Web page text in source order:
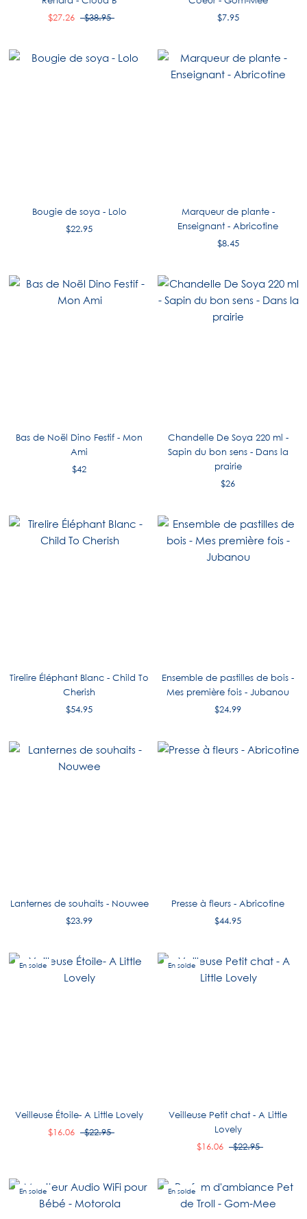
$27.26
$38.95
$7.95
Bougie de soya - Lolo
$22.95
Marqueur de plante -
Enseignant - Abricotine
$8.45
Bas de Noël Dino Festif - Mon
Ami
$42
Chandelle De Soya 220 ml -
Sapin du bon sens - Dans la
prairie
$26
Tirelire Éléphant Blanc - Child To
Cherish
$54.95
Ensemble de pastilles de bois -
Mes première fois - Jubanou
$24.99
Lanternes de souhaits - Nouwee
$23.99
Presse à fleurs - Abricotine
$44.95
En solde
Veilleuse Étoile- A Little Lovely
$16.06
$22.95
En solde
Veilleuse Petit chat - A Little
Lovely
$16.06
$22.95
En solde En solde